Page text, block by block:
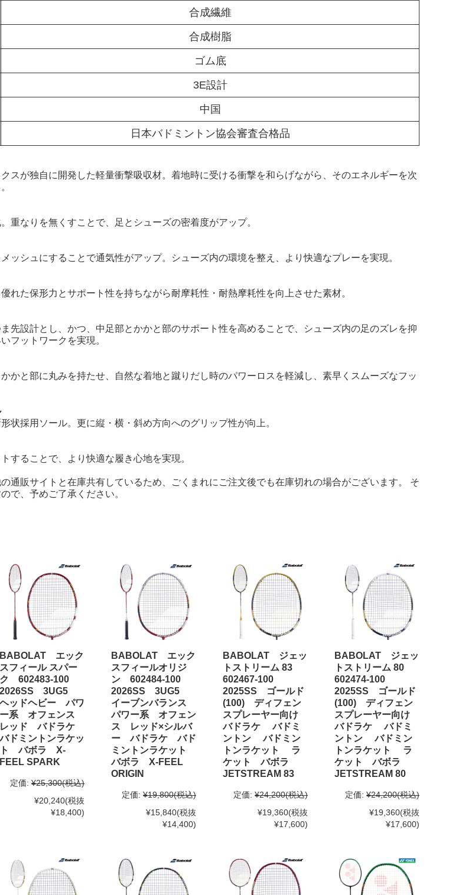
合成繊維
合成樹脂
ゴム底
3E設計
中国
日本バドミントン協会審査合格品
スが独自に開発した軽量衝撃吸収材。着地時に受ける衝撃を和らげながら、そのエネルギーを次
重なりを無くすことで、足とシューズの密着度がアップ。
ッシュにすることで通気性がアップ。シューズ内の環境を整え、より快適なプレーを実現。
れた保形力とサポート性を持ちながら耐摩耗性・耐熱摩耗性を向上させた素材。
先設計とし、かつ、中足部とかかと部のサポート性を高めることで、シューズ内の足のズレを抑
フットワークを実現。
かと部に丸みを持たせ、自然な着地と蹴りだし時のパワーロスを軽減し、素早くスムーズなフッ
状採用ソール。更に縦・横・斜め方向へのグリップ性が向上。
することで、より快適な履き心地を実現。
の通販サイトと在庫共有しているため、ごくまれにご注文後でも在庫切れの場合がございます。 そ
で、予めご了承ください。
BABOLAT エック
スフィール スパー
ク 602483-100
2026SS 3UG5
ヘッドヘビー パワ
ー系 オフェンス
レッド バドラケ
バドミントンラケッ
ト バボラ X-
FEEL SPARK
定価: ¥25,300(税込)
¥20,240(税抜
¥18,400)
BABOLAT エック
スフィールオリジ
ン 602484-100
2026SS 3UG5
イーブンバランス
パワー系 オフェン
ス レッド×シルバ
ー バドラケ バド
ミントンラケット
バボラ X-FEEL
ORIGIN
定価: ¥19,800(税込)
¥15,840(税抜
¥14,400)
BABOLAT ジェッ
トストリーム 83
602467-100
2025SS ゴールド
(100) ディフェン
スプレーヤー向け
バドラケ バドミ
ントン バドミン
トンラケット ラ
ケット バボラ
JETSTREAM 83
定価: ¥24,200(税込)
¥19,360(税抜
¥17,600)
BABOLAT ジェッ
トストリーム 80
602474-100
2025SS ゴールド
(100) ディフェン
スプレーヤー向け
バドラケ バドミ
ントン バドミン
トンラケット ラ
ケット バボラ
JETSTREAM 80
定価: ¥24,200(税込)
¥19,360(税抜
¥17,600)